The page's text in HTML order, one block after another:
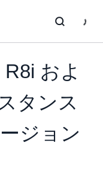
およ
タンス
ジョン